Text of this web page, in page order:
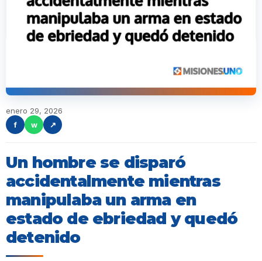
enero 29, 2026
f
w ↗
Un hombre se disparó
accidentalmente mientras
manipulaba un arma en
estado de ebriedad y quedó
detenido